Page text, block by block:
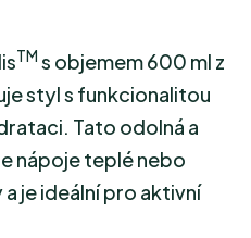
TM s objemem 600 ml z
styl s funkcionalitou
Tato odolná a
nápoje teplé nebo
je ideální pro aktivní